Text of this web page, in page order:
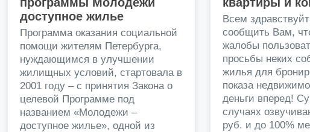
доступное жилье
Программа оказания социальной
помощи жителям Петербурга,
нуждающимся в улучшении
жилищных условий, стартовала в
2001 году – с принятия Закона о
целевой Программе под
названием «Молодежи –
доступное жилье», одной из
Всем
сообщить Вам,
жалобы
просьбы неких
жилья для
показа
деньги вперед!
случаях
руб. и до 100%